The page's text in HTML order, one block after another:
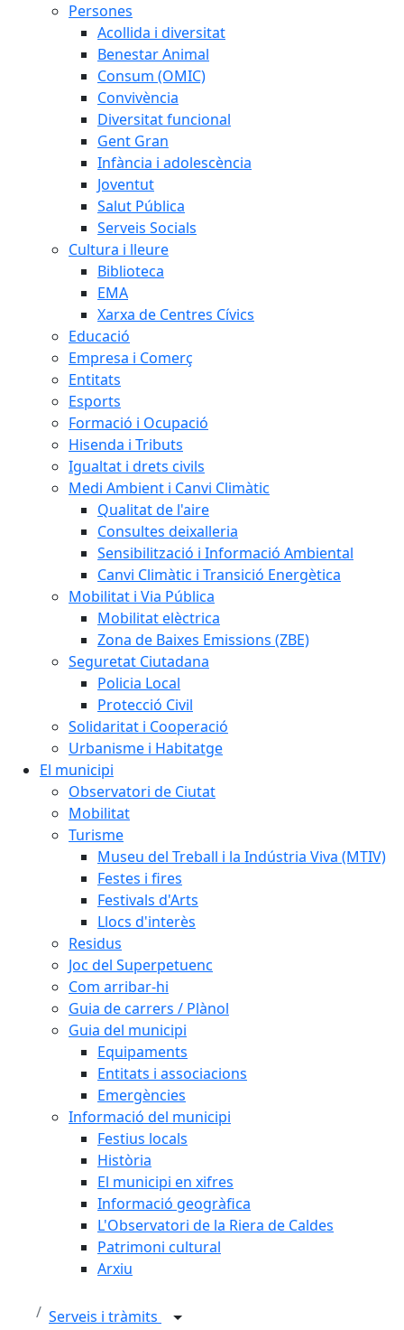
Persones
Acollida i diversitat
Benestar Animal
Consum (OMIC)
Convivència
Diversitat funcional
Gent Gran
Infància i adolescència
Joventut
Salut Pública
Serveis Socials
Cultura i lleure
Biblioteca
EMA
Xarxa de Centres Cívics
Educació
Empresa i Comerç
Entitats
Esports
Formació i Ocupació
Hisenda i Tributs
Igualtat i drets civils
Medi Ambient i Canvi Climàtic
Qualitat de l'aire
Consultes deixalleria
Sensibilització i Informació Ambiental
Canvi Climàtic i Transició Energètica
Mobilitat i Via Pública
Mobilitat elèctrica
Zona de Baixes Emissions (ZBE)
Seguretat Ciutadana
Policia Local
Protecció Civil
Solidaritat i Cooperació
Urbanisme i Habitatge
El municipi
Observatori de Ciutat
Mobilitat
Turisme
Museu del Treball i la Indústria Viva (MTIV)
Festes i fires
Festivals d'Arts
Llocs d'interès
Residus
Joc del Superpetuenc
Com arribar-hi
Guia de carrers / Plànol
Guia del municipi
Equipaments
Entitats i associacions
Emergències
Informació del municipi
Festius locals
Història
El municipi en xifres
Informació geogràfica
L'Observatori de la Riera de Caldes
Patrimoni cultural
Arxiu
Serveis i tràmits